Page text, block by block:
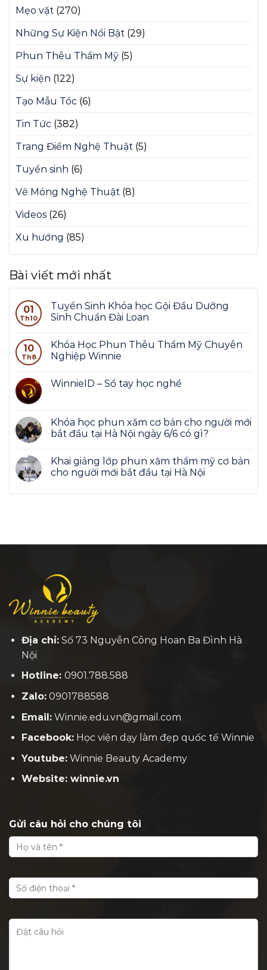
Mẹo vặt (270)
Những Sự Kiện Nổi Bật (29)
Phun Thêu Thẩm Mỹ (5)
Sự kiện (122)
Tạo Mẫu Tóc (6)
Tin Tức (382)
Trang Điểm Nghệ Thuật (5)
Tuyển sinh (6)
Vẽ Móng Nghệ Thuật (8)
Videos (26)
Xu hướng (85)
Bài viết mới nhất
01
Th10
Tuyển Sinh Khóa học Gội Đầu Dưỡng
Sinh Chuẩn Đài Loan
10
Th8
Khóa Học Phun Thêu Thẩm Mỹ Chuyên
Nghiệp Winnie
WinnieID – Sổ tay học nghề
Khóa học phun xăm cơ bản cho người mới
bắt đầu tại Hà Nội ngày 6/6 có gì?
Khai giảng lớp phun xăm thẩm mỹ cơ bản
cho người mới bắt đầu tại Hà Nội
Địa chỉ:Số 73 Nguyễn Công Hoan Ba Đình Hà
Nội
Hotline: 0901.788.588
Zalo:0901788588
Email:Winnie.edu.vn@gmail.com
Facebook:Học viện dạy làm đẹp quốc tế Winnie
Youtube:Winnie Beauty Academy
Website: winnie.vn
Gửi câu hỏi cho chúng tôi